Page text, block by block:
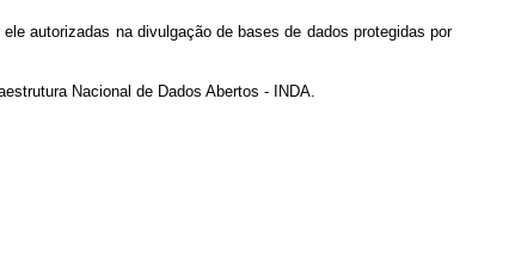
autorizadas na divulgação de bases de dados protegidas por
Nacional de Dados Abertos - INDA.